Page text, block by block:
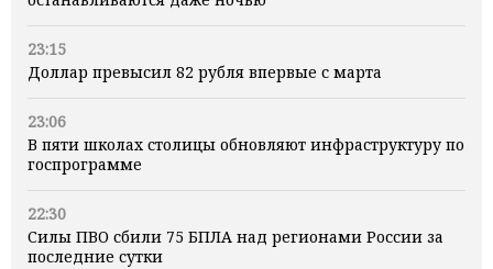
23:15
Доллар превысил 82 рубля впервые с марта
23:06
В пяти школах столицы обновляют инфраструктуру по
госпрограмме
22:30
Силы ПВО сбили 75 БПЛА над регионами России за
последние сутки